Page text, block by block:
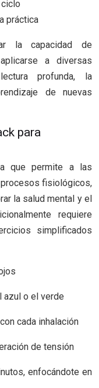
práctica
la capacidad de
a diversas
profunda, la
de nuevas
para
que permite a las
fisiológicos,
la salud mental y el
requiere
simplificados
azul o el verde
cada inhalación
de tensión
enfocándote en